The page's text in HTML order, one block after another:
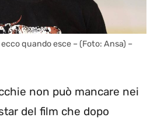
quando esce – (Foto: Ansa) –
non può mancare nei
del film che dopo